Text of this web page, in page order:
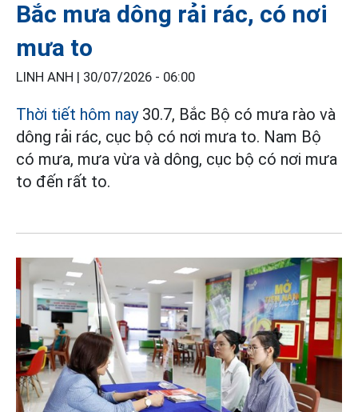
Bắc mưa dông rải rác, có nơi
mưa to
LINH ANH | 30/07/2026 - 06:00
Thời tiết hôm nay30.7, Bắc Bộ có mưa rào và
dông rải rác, cục bộ có nơi mưa to. Nam Bộ
có mưa, mưa vừa và dông, cục bộ có nơi mưa
to đến rất to.